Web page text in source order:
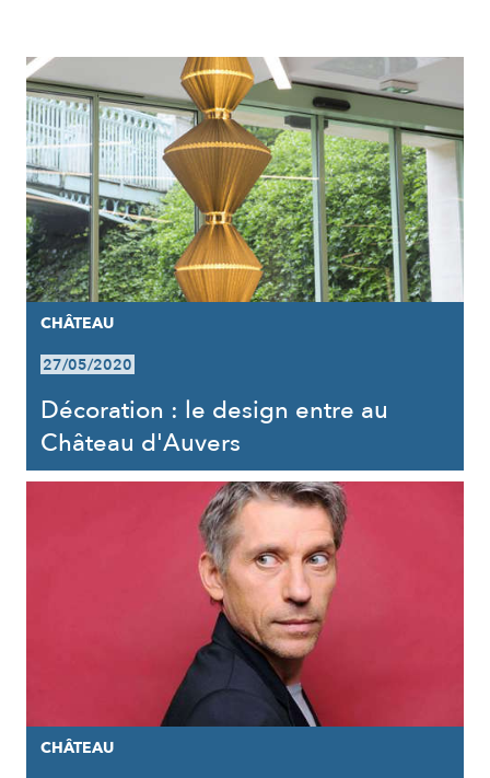
RÉSULTATS
CHÂTEAU
27/05/2020
Décoration : le design entre au
Château d'Auvers
CHÂTEAU